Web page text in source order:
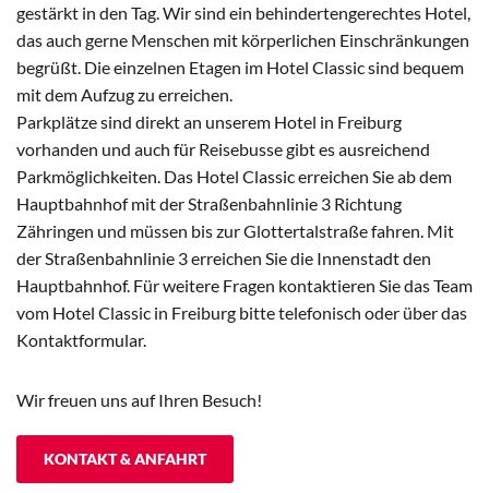
gestärkt in den Tag. Wir sind ein behindertengerechtes Hotel,
das auch gerne Menschen mit körperlichen Einschränkungen
begrüßt. Die einzelnen Etagen im Hotel Classic sind bequem
mit dem Aufzug zu erreichen.
Parkplätze sind direkt an unserem Hotel in Freiburg
vorhanden und auch für Reisebusse gibt es ausreichend
Parkmöglichkeiten. Das Hotel Classic erreichen Sie ab dem
Hauptbahnhof mit der Straßenbahnlinie 3 Richtung
Zähringen und müssen bis zur Glottertalstraße fahren. Mit
der Straßenbahnlinie 3 erreichen Sie die Innenstadt den
Hauptbahnhof. Für weitere Fragen kontaktieren Sie das Team
vom Hotel Classic in Freiburg bitte telefonisch oder über das
Kontaktformular.
Wir freuen uns auf Ihren Besuch!
KONTAKT & ANFAHRT